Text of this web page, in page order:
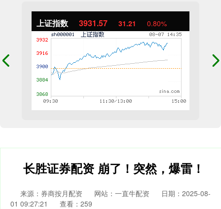
上证指数 3931.57 31.21 0.80%
长胜证券配资 崩了！突然，爆雷！
来源：券商按月配资 网站：一直牛配资
日期：2025-08-
01 09:27:21
查看：259